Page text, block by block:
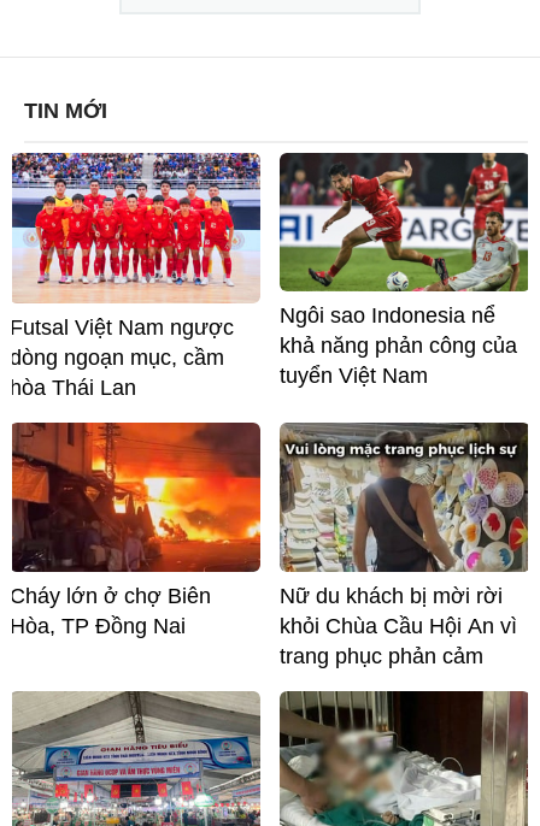
TIN MỚI
Futsal Việt Nam ngược
dòng ngoạn mục, cầm
hòa Thái Lan
Ngôi sao Indonesia nể
khả năng phản công của
tuyển Việt Nam
Cháy lớn ở chợ Biên
Hòa, TP Đồng Nai
Nữ du khách bị mời rời
khỏi Chùa Cầu Hội An vì
trang phục phản cảm